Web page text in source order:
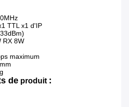
TTL x1 d'IP
RX 8W
maximum
de produit :